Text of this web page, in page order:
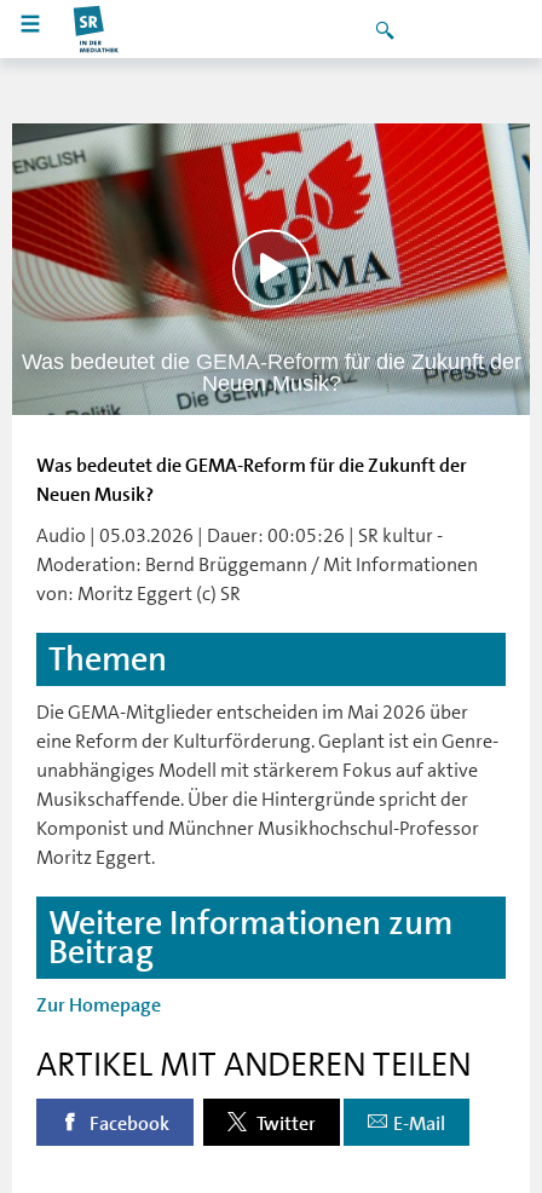
Was bedeutet die GEMA-Reform für die Zukunft der
Neuen Musik?
Was bedeutet die GEMA-Reform für die Zukunft der
Neuen Musik?
Audio | 05.03.2026 | Dauer: 00:05:26 | SR kultur -
Moderation: Bernd Brüggemann / Mit Informationen
von: Moritz Eggert (c) SR
Themen
Die GEMA-Mitglieder entscheiden im Mai 2026 über
eine Reform der Kulturförderung. Geplant ist ein Genre-
unabhängiges Modell mit stärkerem Fokus auf aktive
Musikschaffende. Über die Hintergründe spricht der
Komponist und Münchner Musikhochschul-Professor
Moritz Eggert.
Weitere Informationen zum
Beitrag
Zur Homepage
ARTIKEL MIT ANDEREN TEILEN
Facebook Twitter E-Mail